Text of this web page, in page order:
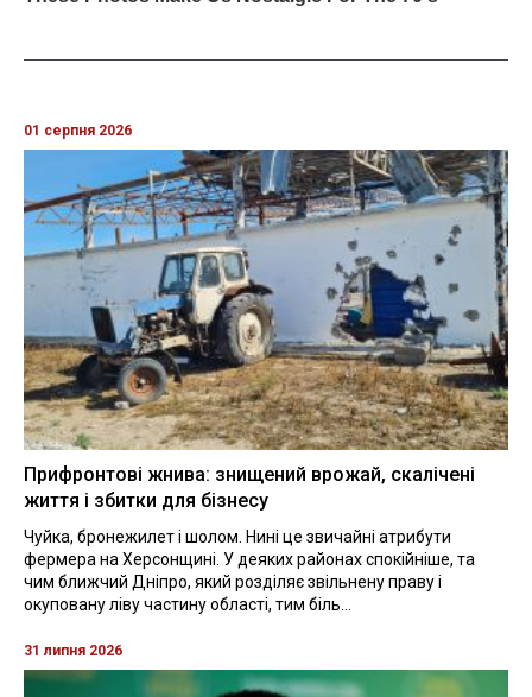
01 серпня 2026
Прифронтові жнива: знищений врожай, скалічені
життя і збитки для бізнесу
Чуйка, бронежилет і шолом. Нині це звичайні атрибути
фермера на Херсонщині. У деяких районах спокійніше, та
чим ближчий Дніпро, який розділяє звільнену праву і
окуповану ліву частину області, тим біль...
31 липня 2026